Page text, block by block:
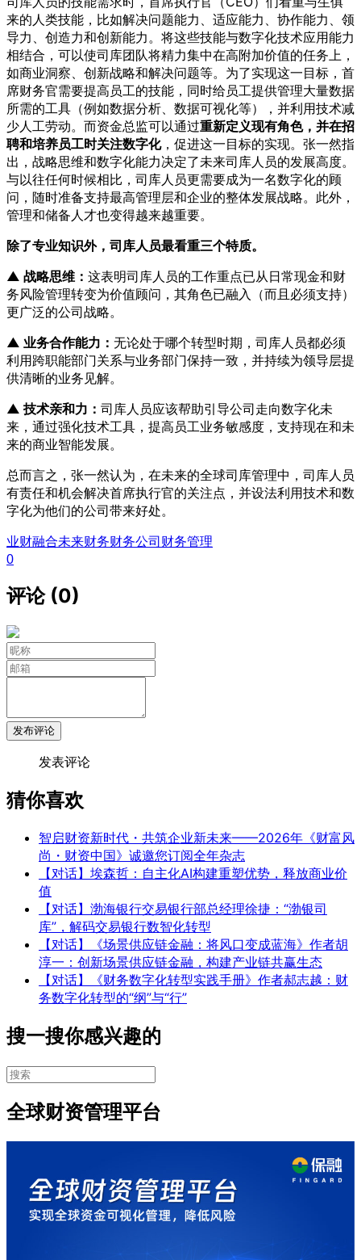
来的人类技能，比如解决问题能力、适应能力、协作能力、领
导力、创造力和创新能力。将这些技能与数字化技术应用能力
相结合，可以使司库团队将精力集中在高附加价值的任务上，
如商业洞察、创新战略和解决问题等。为了实现这一目标，首
席财务官需要提高员工的技能，同时给员工提供管理大量数据
所需的工具（例如数据分析、数据可视化等），并利用技术减
少人工劳动。而资金总监可以通过重新定义现有角色，并在招
聘和培养员工时关注数字化，促进这一目标的实现。张一然指
出，战略思维和数字化能力决定了未来司库人员的发展高度。
与以往任何时候相比，司库人员更需要成为一名数字化的顾
问，随时准备支持最高管理层和企业的整体发展战略。此外，
管理和储备人才也变得越来越重要。
除了专业知识外，司库人员最看重三个特质。
▲ 战略思维： 这表明司库人员的工作重点已从日常现金和财
务风险管理转变为价值顾问，其角色已融入（而且必须支持）
更广泛的公司战略。
▲ 业务合作能力： 无论处于哪个转型时期，司库人员都必须
利用跨职能部门关系与业务部门保持一致，并持续为领导层提
供清晰的业务见解。
▲ 技术亲和力： 司库人员应该帮助引导公司走向数字化未
来，通过强化技术工具，提高员工业务敏感度，支持现在和未
来的商业智能发展。
总而言之，张一然认为，在未来的全球司库管理中，司库人员
有责任和机会解决首席执行官的关注点，并设法利用技术和数
字化为他们的公司带来好处。
业财融合未来财务财务公司财务管理
0
评论 (0)
发布评论
发表评论
猜你喜欢
智启财资新时代・共筑企业新未来——2026年《财富风
尚・财资中国》诚邀您订阅全年杂志
【对话】埃森哲：自主化AI构建重塑优势，释放商业价
值
【对话】渤海银行交易银行部总经理徐捷：“渤银司
库”，解码交易银行数智化转型
【对话】《场景供应链金融：将风口变成蓝海》作者胡
淳一：创新场景供应链金融，构建产业链共赢生态
【对话】《财务数字化转型实践手册》作者郝志越：财
务数字化转型的“纲”与“行”
搜一搜你感兴趣的
全球财资管理平台